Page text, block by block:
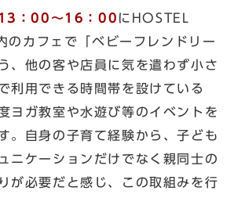
13 ：00 ～16 ：00 にHOSTEL
カフェで「ベビーフレンドリー
、他の客や店員に気を遣わず小さ
利用できる時間帯を設けている
ヨガ教室や水遊び等のイベントを
。自身の子育て経験から、子ども
ニケーションだけでなく親同士の
が必要だと感じ、この取組みを行